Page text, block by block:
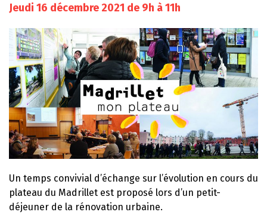
Jeudi 16 décembre 2021 de 9h à 11h
Un temps convivial d’échange sur l’évolution en cours du
plateau du Madrillet est proposé lors d’un petit-
déjeuner de la rénovation urbaine.